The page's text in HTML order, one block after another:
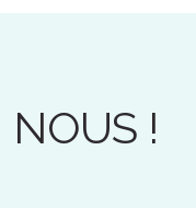
NOUS !